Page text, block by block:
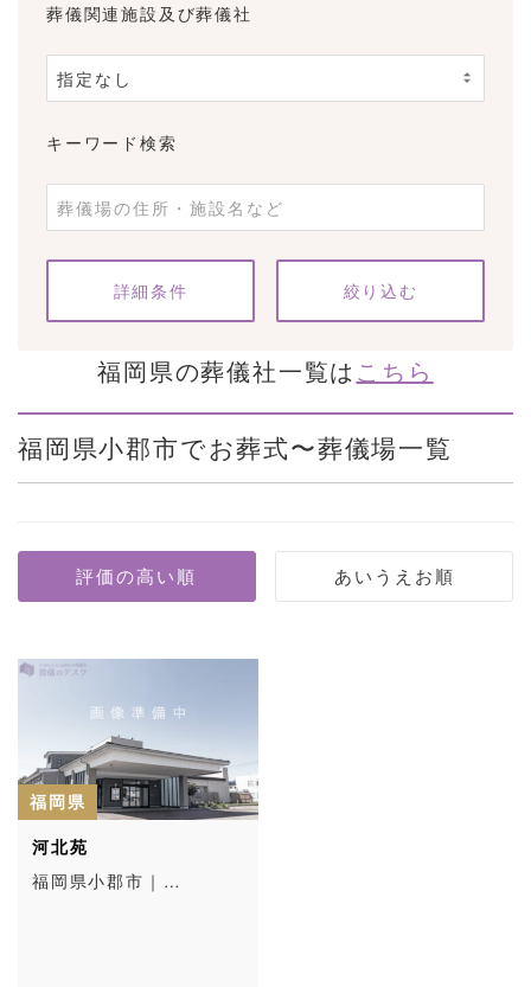
葬儀関連施設及び葬儀社
キーワード検索
条件をクリア
詳細条件
福岡県の葬儀社一覧は こちら
福岡県小郡市でお葬式〜葬儀場一覧
福岡県
河北苑
福岡県小郡市｜…